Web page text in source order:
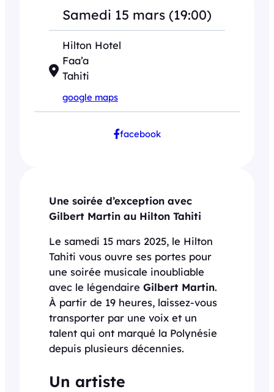
Une soirée d’exception avec
Gilbert Martin au Hilton Tahiti
Le samedi 15 mars 2025, le Hilton
Tahiti vous ouvre ses portes pour
une soirée musicale inoubliable
avec le légendaire Gilbert Martin.
À partir de 19 heures, laissez-vous
transporter par une voix et un
talent qui ont marqué la Polynésie
depuis plusieurs décennies.
Un artiste
Samedi 15 mars (19:00)
Hilton Hotel
Faa’a
Tahiti
google maps
facebook